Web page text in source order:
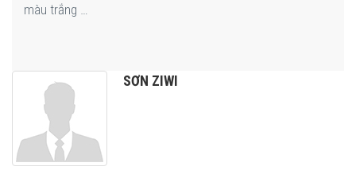
màu trắng …
SƠN ZIWI